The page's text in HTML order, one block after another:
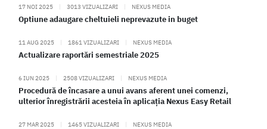
17 NOI 2025 | 3013 VIZUALIZARI | NEXUS MEDIA
Optiune adaugare cheltuieli neprevazute in buget
11 AUG 2025 | 1861 VIZUALIZARI | NEXUS MEDIA
Actualizare raportări semestriale 2025
6 IUN 2025 | 2508 VIZUALIZARI | NEXUS MEDIA
Procedură de încasare a unui avans aferent unei comenzi,
ulterior înregistrării acesteia în aplicația Nexus Easy Retail
27 MAR 2025 | 1465 VIZUALIZARI | NEXUS MEDIA